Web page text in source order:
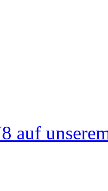
auf